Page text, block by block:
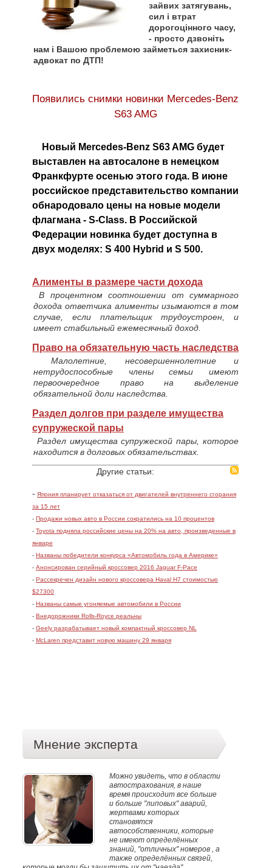
зайвих затягувань,
сил і втрат
дорогоцінного часу,
- просто дзвоніть
нам і Вашою проблемою займеться захисник-
адвокат по ДТП!
Появились снимки новинки Mercedes-Benz
S63 AMG
Новый Mercedes-Benz S63 AMG будет
выставлен на автосалоне в немецком
Франкфурте осенью этого года. В июне
российское представительство компании
обнародовало цены на новые модели
флагмана - S-Class. В Российской
Федерации новинка будет доступна в
двух моделях: S 400 Hybrid и S 500.
Алименты в размере части дохода
В процентном соотношении от суммарного
дохода ответчика алименты изымаются в том
случае, если плательщик трудоустроен, и
имеет стабильный ежемесячный доход.
Право на обязательную часть наследства
Малолетние, несовершеннолетние и
нетрудоспособные члены семьи имеют
первоочередное право на выделение
обязательной доли наследства.
Раздел долгов при разделе имущества
супружеской пары
Раздел имущества супружеской пары, которое
находится в долговых обязательствах.
Другие статьи:
- Япония планирует отказаться от двигателей внутреннего сгорания
за 15 лет
- Продажи новых авто в России сократились на 10 процентов
- Toyota подняла российские цены на 20% на авто, произведенные в
январе
- Названы победители конкурса «Автомобиль года в Америке»
- Анонсирован серийный кроссовер 2016 Jaguar F-Pace
- Рассекречен дизайн нового кроссовера Haval H7 стоимостью
$27300
- Названы самые угоняемые автомобили в России
- Внедорожники Rolls-Royce реальны
- Geely разрабатывает новый компактный кроссовер NL
- McLaren представит новую машину 29 января
Мнение эксперта
Можно увидеть, что в области
автострахования, в наше
время происходит все больше
и больше "липовых" аварий,
жертвами которых
становятся
автособственники, которые
не имеют определённых
знаний, "отличных" номеров , а
также определённых связей,